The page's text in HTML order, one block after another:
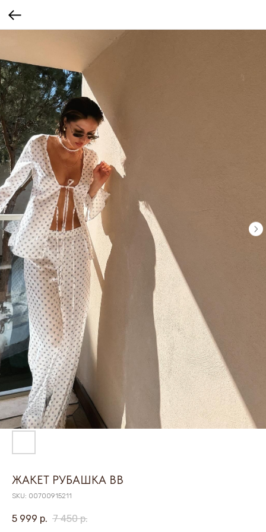
ЖАКЕТ РУБАШКА ВВ
SKU: 00700915211
5 999 р. 7 450 р.